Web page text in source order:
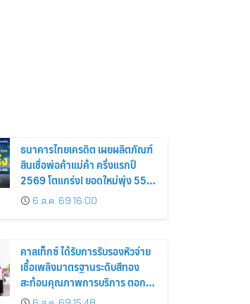
ธนาคารไทยเครดิต เผยผลิตภัณฑ์
สินเชื่อพ่อค้าแม่ค้า ครึ่งแรกปี
2569 โตแกร่ง! ยอดใหม่พุ่ง 55%
หนุนรายย่อยยกระดับสู่ดิจิทัลเต็ม
รูปแบบ
6 ส.ค. 69 16:00
คาลเท็กซ์ ได้รับการรับรองหัวจ่าย
เชื้อเพลิงมาตรฐานระดับสีทอง
สะท้อนคุณภาพการบริการ ตอกย้ำ
ความมั่นใจทุกการเติม